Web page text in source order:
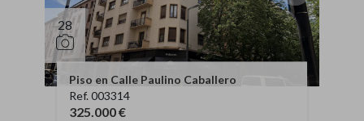
28
Piso en Calle Paulino Caballero
Ref. 003314
325.000 €